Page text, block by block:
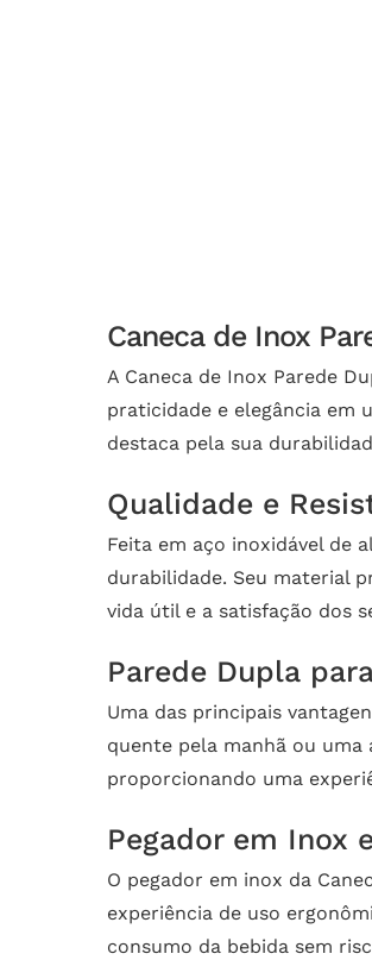
Caneca de Inox
A Caneca de Inox Parede
praticidade e elegância em
destaca pela sua
Qualidade e
Feita em aço inoxidável de
durabilidade. Seu material
vida útil e a satisfação dos
Parede Dupla
Uma das principais
quente pela manhã ou uma
proporcionando uma
Pegador em Inox
O pegador em inox da
experiência de uso
consumo da bebida sem